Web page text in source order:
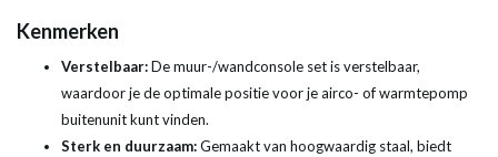
Kenmerken
Verstelbaar:De muur-/wandconsole set is verstelbaar,
waardoor je de optimale positie voor je airco- of warmtepomp
buitenunit kunt vinden.
Sterk en duurzaam:Gemaakt van hoogwaardig staal, biedt